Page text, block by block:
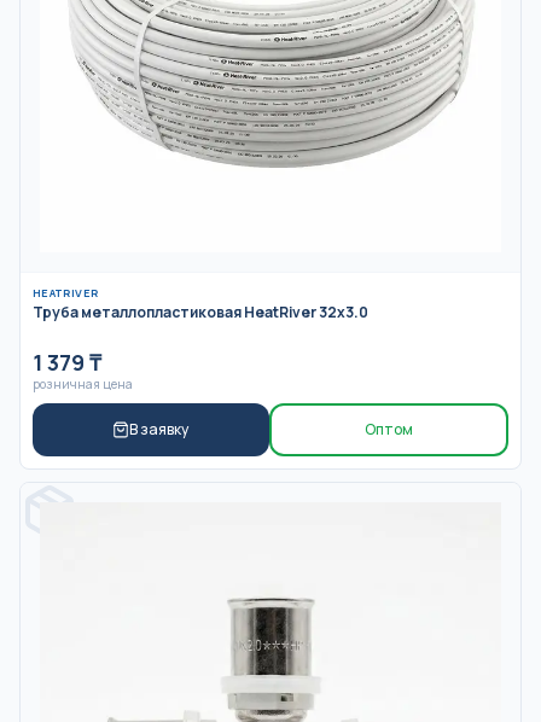
HEATRIVER
Труба металлопластиковая HeatRiver 32x3.0
1 379 ₸
розничная цена
В заявку Оптом